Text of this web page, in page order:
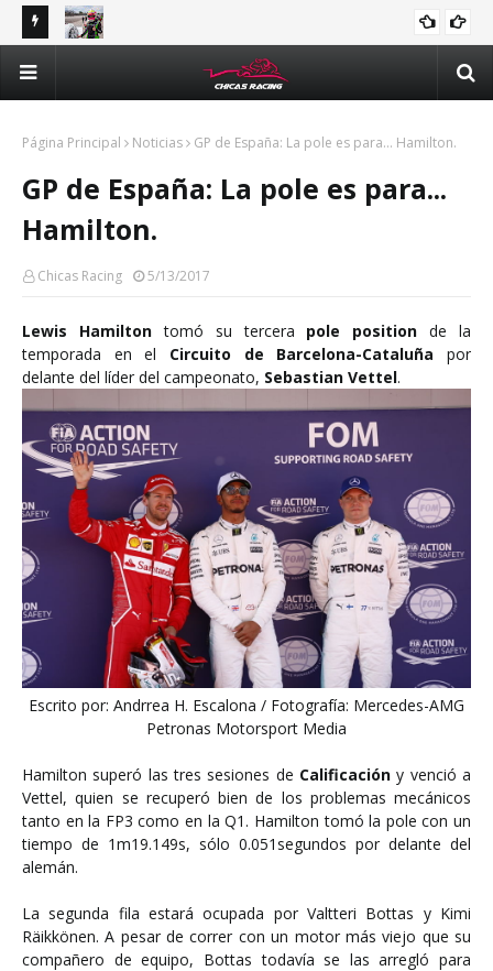
Majo Rodríguez apunta a seguir escalando posiciones en
Challenge Series durante la visita a Querétaro
Página Principal Noticias GP de España: La pole es para... Hamilton.
GP de España: La pole es para...
Hamilton.
Chicas Racing 5/13/2017
Lewis Hamiltontomó su tercera pole position de la
temporada en el Circuito de Barcelona-Cataluña por
delante del líder del campeonato, Sebastian Vettel.
Escrito por: Andrrea H. Escalona / Fotografía: Mercedes-AMG
Petronas Motorsport Media
Hamilton superó las tres sesiones de Calificacióny venció a
Vettel, quien se recuperó bien de los problemas mecánicos
tanto en la FP3 como en la Q1. Hamilton tomó la pole con un
tiempo de 1m19.149s, sólo 0.051segundos por delante del
alemán.
La segunda fila estará ocupada por Valtteri Bottas y Kimi
Räikkönen. A pesar de correr con un motor más viejo que su
compañero de equipo, Bottas todavía se las arregló para